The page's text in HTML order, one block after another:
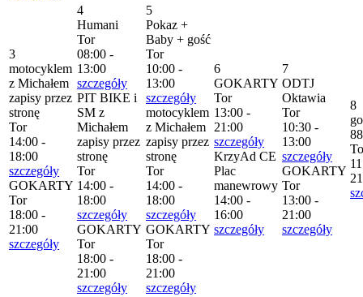
3
motocyklem
z Michałem
zapisy przez
stronę
Tor
14:00 -
18:00
szczegóły
GOKARTY
Tor
18:00 -
21:00
szczegóły
4
Humani
Tor
08:00 -
13:00
szczegóły
PIT BIKE i
SM z
Michałem
zapisy przez
stronę
Tor
14:00 -
18:00
szczegóły
GOKARTY
Tor
18:00 -
21:00
szczegóły
5
Pokaz +
Baby + gość
Tor
10:00 -
13:00
szczegóły
motocyklem
z Michałem
zapisy przez
stronę
Tor
14:00 -
18:00
szczegóły
GOKARTY
Tor
18:00 -
21:00
szczegóły
6
GOKARTY
Tor
13:00 -
21:00
szczegóły
KrzyAd CE
Plac
manewrowy
14:00 -
16:00
szczegóły
7
ODTJ
Oktawia
Tor
10:30 -
13:00
szczegóły
GOKARTY
Tor
13:00 -
21:00
szczegóły
8